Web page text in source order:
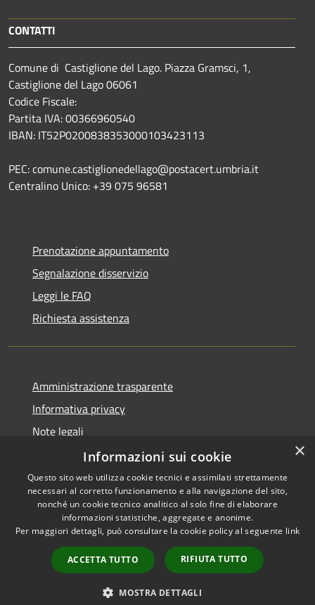
CONTATTI
Comune di Castiglione del Lago. Piazza Gramsci, 1,
Castiglione del Lago 06061
Codice Fiscale:
Partita IVA: 00366960540
IBAN: IT52P0200838353000103423113
PEC: comune.castiglionedellago@postacert.umbria.it
Centralino Unico: +39 075 96581
Prenotazione appuntamento
Segnalazione disservizio
Leggi le FAQ
Richiesta assistenza
Amministrazione trasparente
Informativa privacy
Note legali
Dichiarazione di accessibilità
RSS
Accessibilità
Copyright © 2026 • Comune di
Castiglione del Lago • Powered
byMunicipium
Accesso
redazione
×
Informazioni sui cookie
Questo sito web utilizza cookie tecnici e assimilati strettamente
necessari al corretto funzionamento e alla navigazione del sito,
nonché un cookie tecnico analitico al solo fine di elaborare
informazioni statistiche, aggregate e anonime.
Per maggiori dettagli, può consultare la cookie policy al seguente link
ACCETTA TUTTO RIFIUTA TUTTO
MOSTRA DETTAGLI